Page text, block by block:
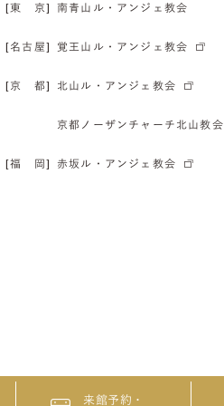
[東 京] 南青山ル・アンジェ教会
[名古屋] 覚王山ル・アンジェ教会
[京 都] 北山ル・アンジェ教会
京都ノーザンチャーチ北山教会
[福 岡] 赤坂ル・アンジェ教会
来館予約・